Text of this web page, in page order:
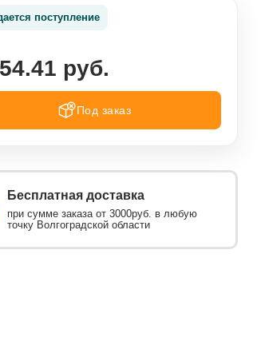
поступление
руб.
Под заказ
Бесплатная доставка
при сумме заказа от 3000руб. в любую
точку Волгоградской области